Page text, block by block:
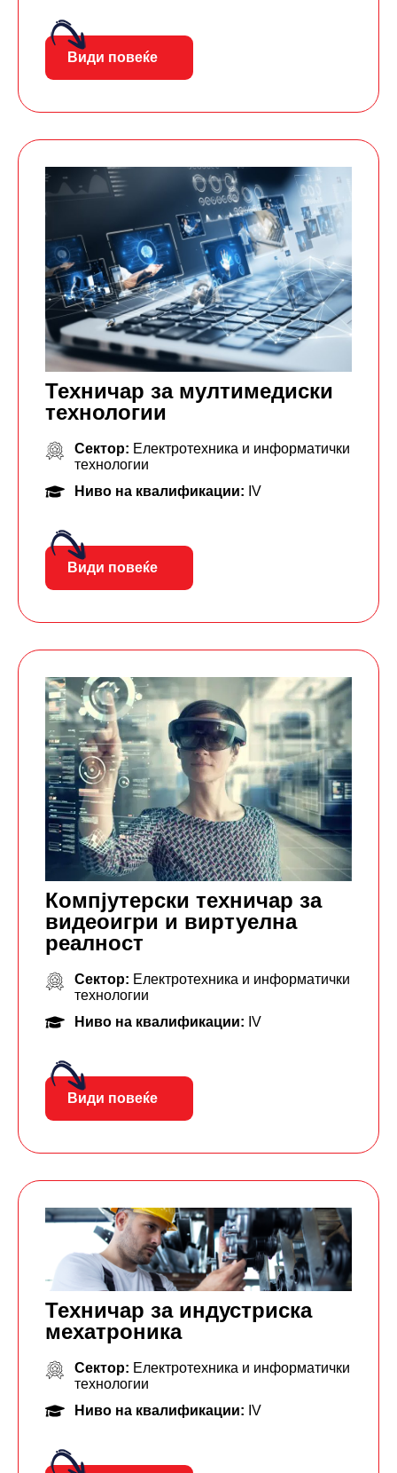
Види повеќе
Техничар за мултимедиски
технологии
Сектор: Електротехника и информатички
технологии
Ниво на квалификации: IV
Види повеќе
Компјутерски техничар за
видеоигри и виртуелна
реалност
Сектор: Електротехника и информатички
технологии
Ниво на квалификации: IV
Види повеќе
Техничар за индустриска
мехатроника
Сектор: Електротехника и информатички
технологии
Ниво на квалификации: IV